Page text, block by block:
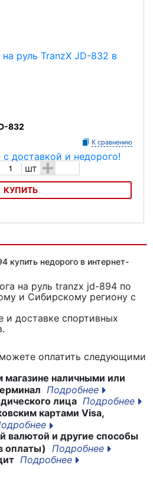
832
К сравнению
шт +
КУПИТЬ
купить недорого в интернет-
на руль tranzx jd-894 по
и Сибирскому региону с
и доставке спортивных
оплатить следующими
магазине наличными или
Подробнее
лица Подробнее
картами Visa,
валютой и другие способы
оплаты)
Подробнее
Подробнее